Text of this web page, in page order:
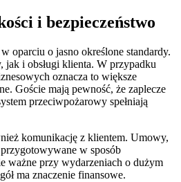
i bezpieczeństwo
oparciu o jasno określone standardy.
i obsługi klienta. W przypadku
oznacza to większe
Goście mają pewność, że zaplecze
przeciwpożarowy spełniają
komunikację z klientem. Umowy,
w sposób
ważne przy wydarzeniach o dużym
ma znaczenie finansowe.